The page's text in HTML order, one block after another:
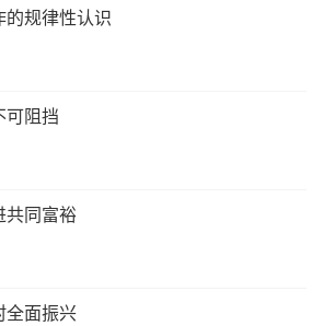
的规律性认识
可阻挡
共同富裕
全面振兴